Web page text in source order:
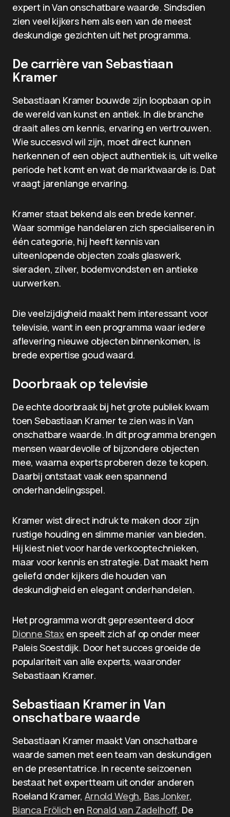
expert in Van onschatbare waarde. Sindsdien
zien veel kijkers hem als een van de meest
deskundige gezichten uit het programma.
De carrière van Sebastiaan
Kramer
Sebastiaan Kramer bouwde zijn loopbaan op in
de wereld van kunst en antiek. In die branche
draait alles om kennis, ervaring en vertrouwen.
Wie succesvol wil zijn, moet direct kunnen
herkennen of een object authentiek is, uit welke
periode het komt en wat de marktwaarde is. Dat
vraagt jarenlange ervaring.
Kramer staat bekend als een brede kenner.
Waar sommige handelaren zich specialiseren in
één categorie, hij heeft kennis van
uiteenlopende objecten zoals glaswerk,
sieraden, zilver, bodemvondsten en antieke
uurwerken.
Die veelzijdigheid maakt hem interessant voor
televisie, want in een programma waar iedere
aflevering nieuwe objecten binnenkomen, is
brede expertise goud waard.
Doorbraak op televisie
De echte doorbraak bij het grote publiek kwam
toen Sebastiaan Kramer te zien was in Van
onschatbare waarde. In dit programma brengen
mensen waardevolle of bijzondere objecten
mee, waarna experts proberen deze te kopen.
Daarbij ontstaat vaak een spannend
onderhandelingsspel.
Kramer wist direct indruk te maken door zijn
rustige houding en slimme manier van bieden.
Hij kiest niet voor harde verkooptechnieken,
maar voor kennis en strategie. Dat maakt hem
geliefd onder kijkers die houden van
deskundigheid en elegant onderhandelen.
Het programma wordt gepresenteerd door
Dionne Stax en speelt zich af op onder meer
Paleis Soestdijk. Door het succes groeide de
populariteit van alle experts, waaronder
Sebastiaan Kramer.
Sebastiaan Kramer in Van
onschatbare waarde
Sebastiaan Kramer maakt Van onschatbare
waarde samen met een team van deskundigen
en de presentatrice. In recente seizoenen
bestaat het expertteam uit onder anderen
Roeland Kramer,Arnold Wegh, Bas Jonker,
Bianca Frölich en Ronald van Zadelhoff. De